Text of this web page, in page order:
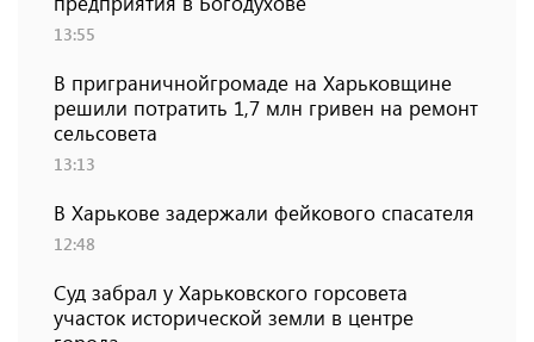
13:55
В приграничнойгромаде на Харьковщине
решили потратить 1,7 млн ​​гривен на ремонт
сельсовета
13:13
В Харькове задержали фейкового спасателя
12:48
Суд забрал у Харьковского горсовета
участок исторической земли в центре